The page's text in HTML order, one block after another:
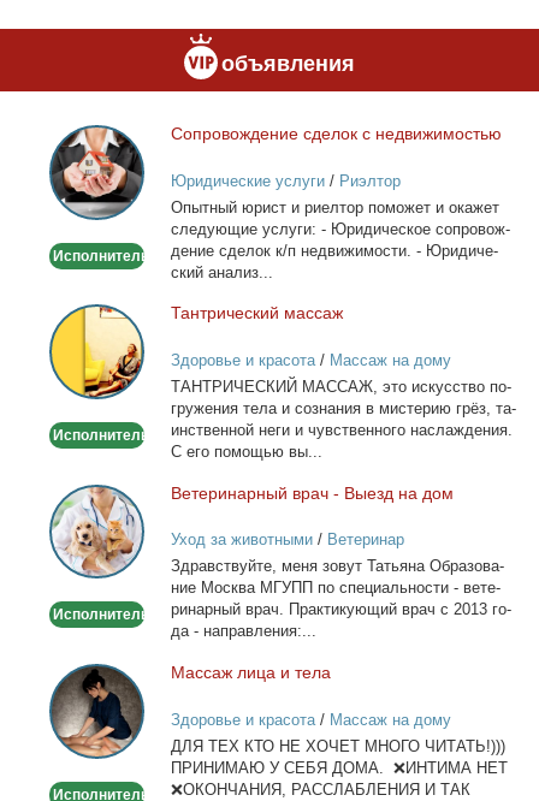
объявления
Сопровождение
сделок
с
недвижимостью
Исполнитель
Со­про­вож­де­ние сде­лок с недви­жи­мо­стью
Юридические услуги/ Риэлтор
Опыт­ный юрист и ри­ел­тор по­мо­жет и ока­жет
сле­ду­ю­щие услу­ги: - Юри­ди­че­ское со­про­вож­
де­ние сде­лок к/п недви­жи­мо­сти. - Юри­ди­че­
ский ана­лиз...
Тантрический
массаж
Исполнитель
Тан­три­че­ский мас­саж
Здоровье и красота/ Массаж на дому
ТАНТРИЧЕСКИЙ МАССАЖ, это ис­кус­ство по­
гру­же­ния те­ла и со­зна­ния в ми­сте­рию грёз, та­
ин­ствен­ной неги и чув­ствен­но­го на­сла­жде­ния.
С его по­мо­щью вы...
Ветеринарный
врач
-
Выезд
дом
Исполнитель
Ве­те­ри­нар­ный врач - Вы­езд на дом
Уход за животными/ Ветеринар
Здрав­ствуй­те, ме­ня зо­вут Та­тья­на Об­ра­зо­ва­
ние Москва МГУПП по спе­ци­аль­но­сти - ве­те­
ри­нар­ный врач. Прак­ти­ку­ю­щий врач с 2013 го­
да - на­прав­ле­ния:...
Массаж
лица
и
тела
Исполнитель
Мас­саж ли­ца и те­ла
Здоровье и красота/ Массаж на дому
ДЛЯ ТЕХ КТО НЕ ХОЧЕТ МНОГО ЧИТАТЬ!)))
ПРИНИМАЮ У СЕБЯ ДОМА. ❌ИНТИМА НЕТ
❌ОКОНЧАНИЯ, РАССЛАБЛЕНИЯ И ТАК